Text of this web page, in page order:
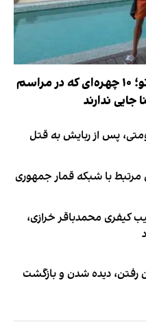
لیست ممنوعه کریستیانو؛ ۱۰ چهره‌ای که در مراسم
جایی ندارند
پس از ربایش به قتل
مرتبط با شبکه قمار جمهوری
کیفری محمدباقر خرازی،
رفتن، دیده شدن و بازگشت